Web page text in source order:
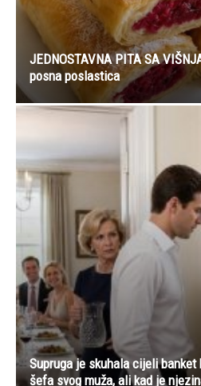
JEDNOSTAVNA PITA SA
posna poslastica
Supruga je skuhala cijeli
šefa svog muža, ali kad je